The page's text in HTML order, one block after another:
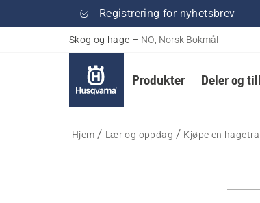
Registrering for nyhetsbrev
Skog og hage – NO, Norsk Bokmål
Produkter Deler og
Hjem Lær og oppdag Kjøpe en